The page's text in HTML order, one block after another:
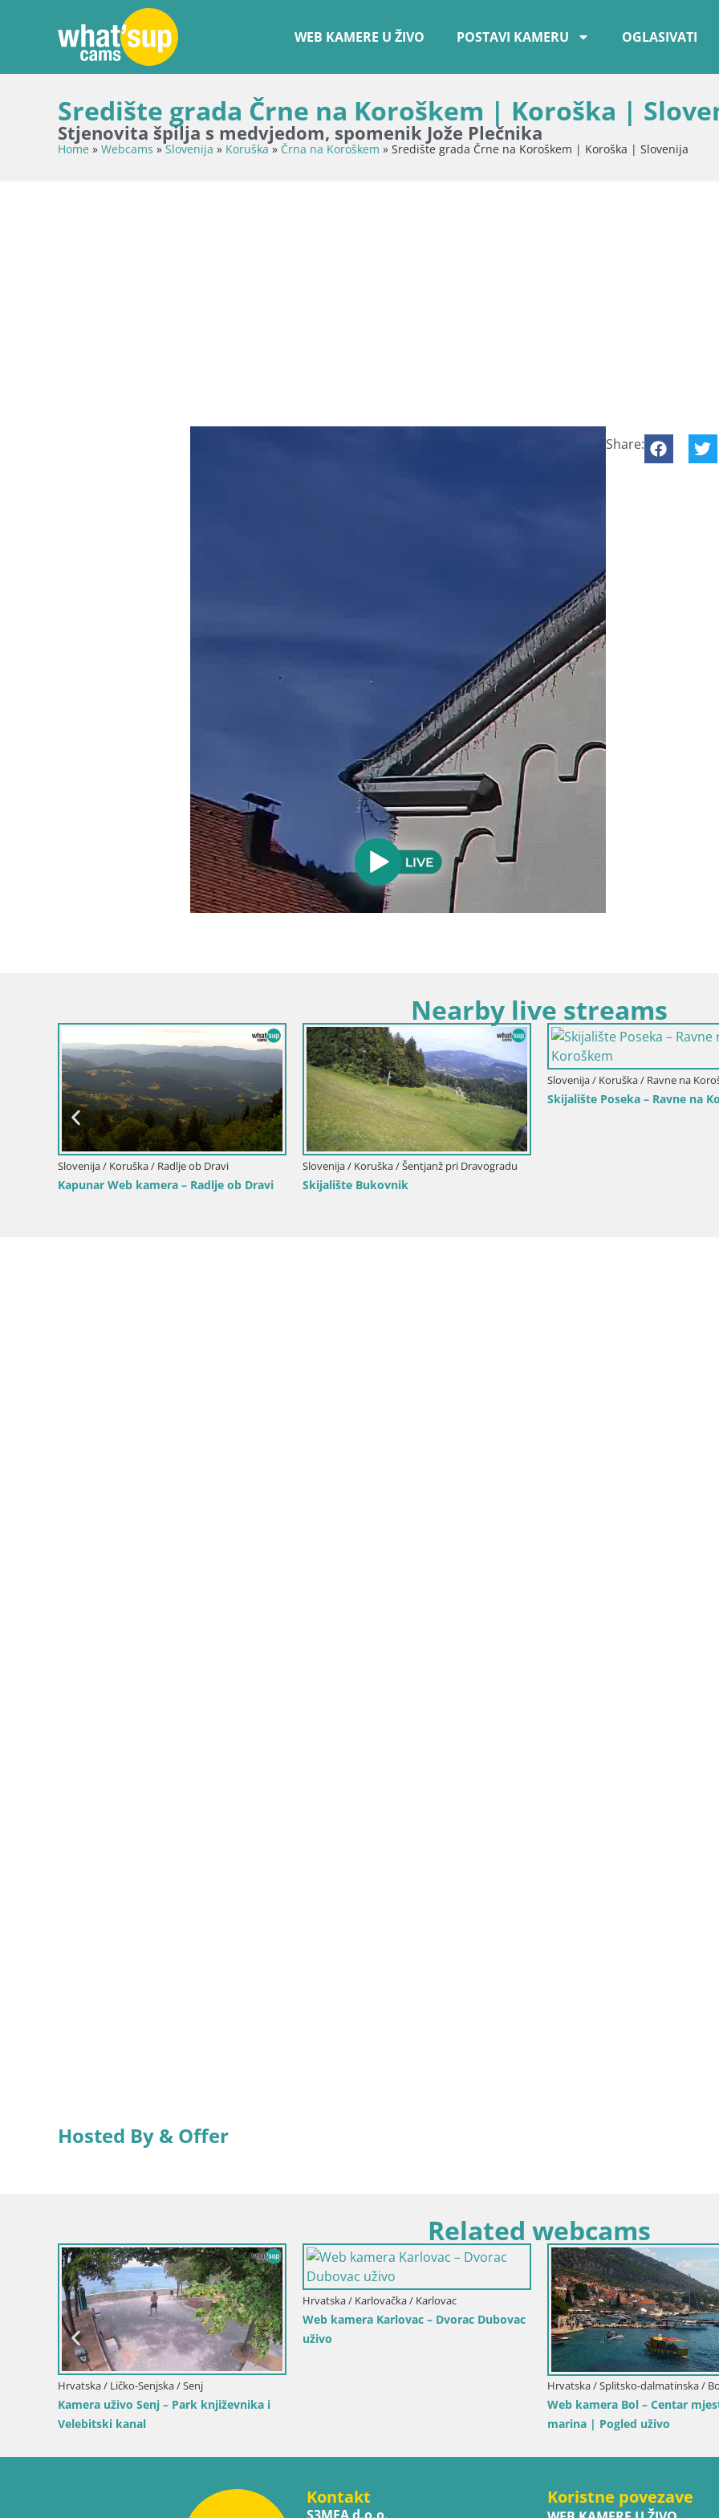
WEB KAMERE U ŽIVO POSTAVI KAMERU OGLASIVATI
Središte grada Črne na Koroškem | Koroška |
Stjenovita špilja s medvjedom, spomenik Jože Plečnika
Home » Webcams »Slovenija » Koruška» Črna na Koroškem » Središte grada Črne na Koroškem | Koroška | Slovenija
Share:
Nearby live streams
Slovenija / Koruška / Radlje ob Dravi
Kapunar Web kamera – Radlje ob Dravi
Slovenija / Koruška / Šentjanž pri Dravogradu
Skijalište Bukovnik
Slovenija / Koruška / Ravne na
Skijalište Poseka – Ravne na
Hosted By & Offer
Related webcams
Hrvatska / Ličko-Senjska / Senj
Kamera uživo Senj – Park književnika i
Velebitski kanal
Hrvatska / Karlovačka / Karlovac
Web kamera Karlovac – Dvorac Dubovac
uživo
Hrvatska / Splitsko-dalmatinska /
Web kamera Bol – Centar
marina | Pogled uživo
Kontakt Koristne povezave